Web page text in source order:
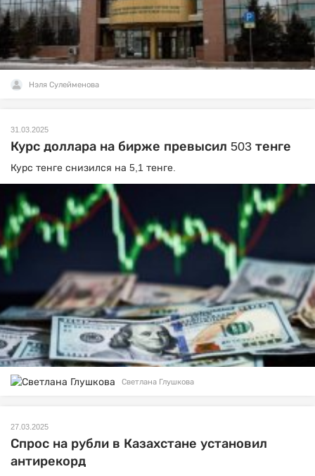
Нэля Сулейменова
31.03.2025
Курс доллара на бирже превысил 503 тенге
Курс тенге снизился на 5,1 тенге.
Светлана Глушкова
27.03.2025
Спрос на рубли в Казахстане установил
антирекорд